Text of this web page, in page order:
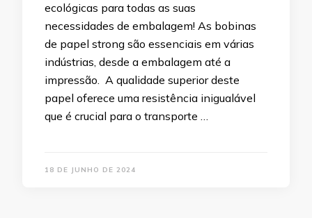
ecológicas para todas as suas
necessidades de embalagem! As bobinas
de papel strong são essenciais em várias
indústrias, desde a embalagem até a
impressão. A qualidade superior deste
papel oferece uma resistência inigualável
que é crucial para o transporte …
18 DE JUNHO DE 2024